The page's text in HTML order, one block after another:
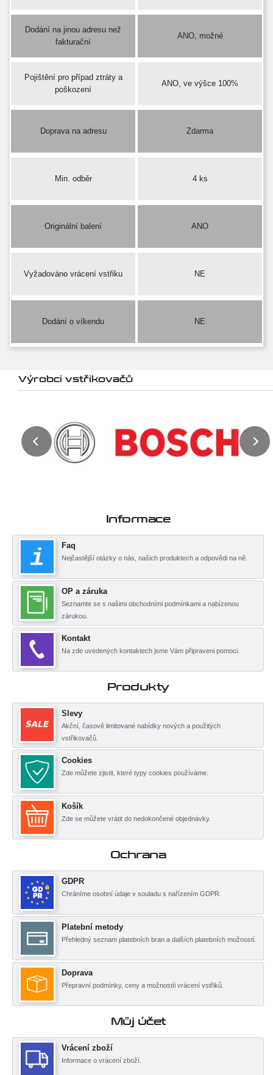
Dodání na jinou adresu než
fakturační
ANO, možné
Pojištění pro případ ztráty a
poškození
ANO, ve výšce 100%
Doprava na adresu Zdarma
Min. odběr 4 ks
Originální balení ANO
Vyžadováno vrácení vstřiku NE
Dodání o víkendu NE
Výrobci vstřikovačů
Informace
Faq
Nejčastější otázky o nás, našich produktech a odpovědi na ně.
OP a záruka
Seznamte se s našimi obchodními podmínkami a nabízenou
zárukou.
Kontakt
Na zde uvedených kontaktech jsme Vám připraveni pomoci.
Produkty
Slevy
Akční, časově limitované nabídky nových a použitých
vstřikovačů.
Cookies
Zde můžete zjistit, které typy cookies používáme.
Košík
Zde se můžete vrátit do nedokončené objednávky.
Ochrana
GDPR
Chráníme osobní údaje v souladu s nařízením GDPR.
Platební metody
Přehledný seznam platebních bran a dalších platebních možností.
Doprava
Přepravní podmínky, ceny a možnostíi vrácení vstřiků.
Můj účet
Vrácení zboží
Informace o vrácení zboží.